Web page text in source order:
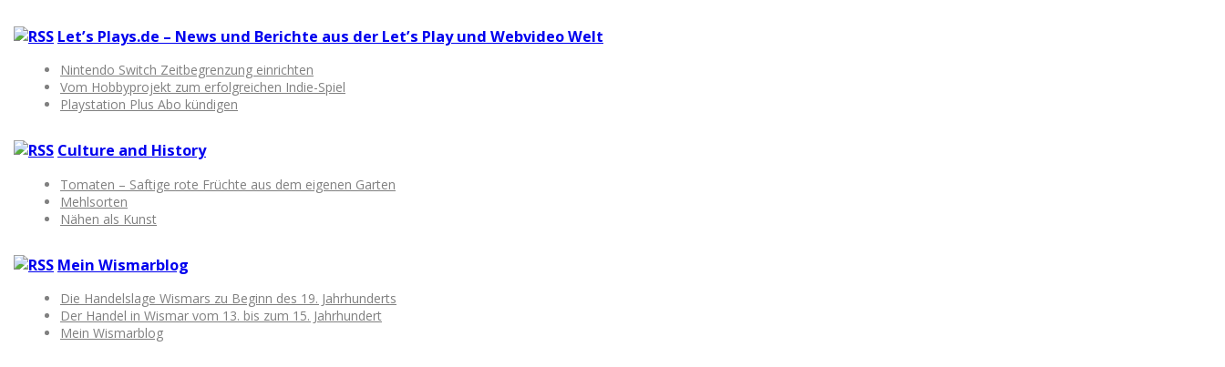
Let’s Plays.de – News und Berichte aus der Let’s Play und Webvideo Welt
Nintendo Switch Zeitbegrenzung einrichten
Vom Hobbyprojekt zum erfolgreichen Indie-Spiel
Playstation Plus Abo kündigen
Culture and History
Tomaten – Saftige rote Früchte aus dem eigenen Garten
Mehlsorten
Nähen als Kunst
Mein Wismarblog
Die Handelslage Wismars zu Beginn des 19. Jahrhunderts
Der Handel in Wismar vom 13. bis zum 15. Jahrhundert
Mein Wismarblog